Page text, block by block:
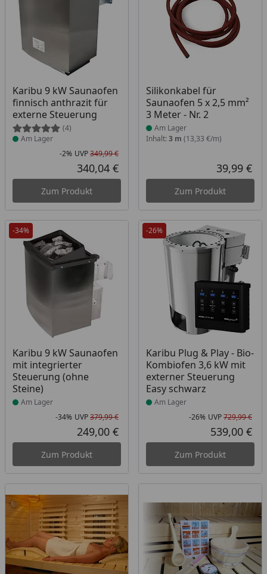
Karibu 9 kW Saunaofen
finnisch anthrazit für
externe Steuerung
(4)
Produkt am Lager
Am Lager
Rabatt in Prozent
-2%
Ursprünglicher Preis
UVP349,99 €
Aktueller Preis
340,04 €
Zum Produkt
Silikonkabel für
Saunaofen 5 x 2,5 mm²
3 Meter - Nr. 2
Produkt am Lager
Am Lager
Inhalt: 3 m (13,33 €/m)
39,99 €
Zum Produkt
-34%
Karibu 9 kW Saunaofen
mit integrierter
Steuerung (ohne
Steine)
Produkt am Lager
Am Lager
Rabatt in Prozent
-34%
Ursprünglicher Preis
UVP379,99 €
Aktueller Preis
249,00 €
Zum Produkt
-26%
Karibu Plug & Play - Bio-
Kombiofen 3,6 kW mit
externer Steuerung
Easy schwarz
Produkt am Lager
Am Lager
-26% UVP729,99 €
539,00 €
Zum Produkt